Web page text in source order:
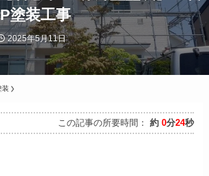
塗装工事
2025年5月11日
装
この記事の所要時間： 約 0分24秒